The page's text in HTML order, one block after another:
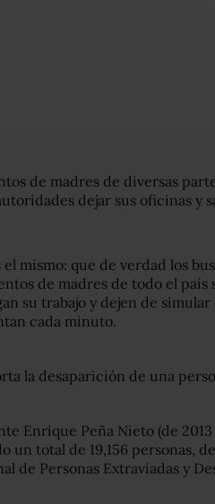
de madres de diversas
dejar sus oficinas y
mismo: que de verdad los
de madres de todo el país
su trabajo y dejen de simular
cada minuto.
la desaparición de una
Enrique Peña Nieto (de 2013
un total de 19,156 personas,
de Personas Extraviadas y